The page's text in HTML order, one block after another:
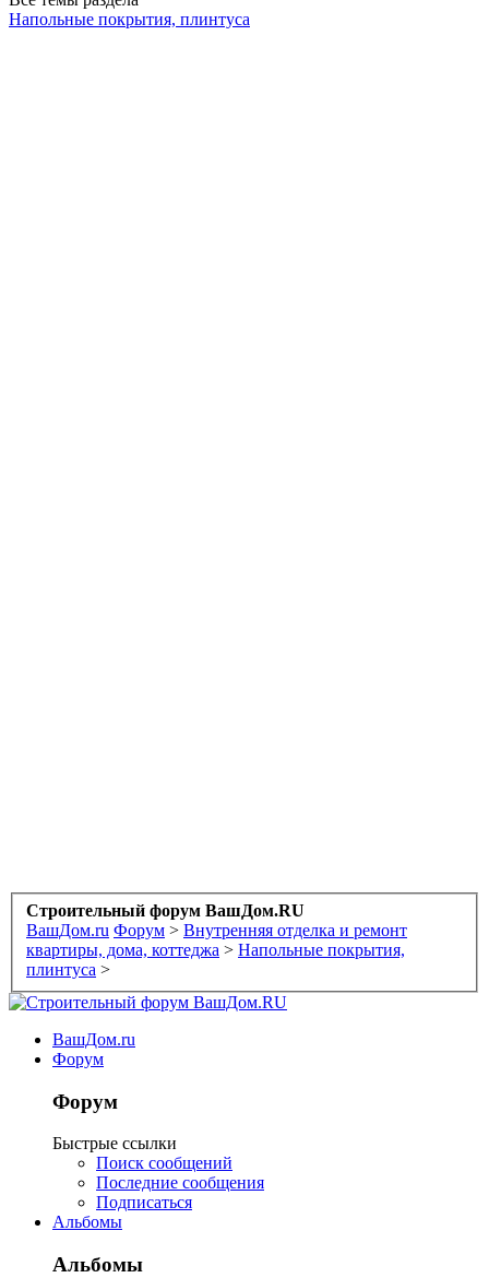
Напольные покрытия, плинтуса
Строительный форум ВашДом.RU
ВашДом.ru Форум > Внутренняя отделка и ремонт
квартиры, дома, коттеджа > Напольные покрытия,
плинтуса >
ВашДом.ru
Форум
Форум
Быстрые ссылки
Поиск сообщений
Последние сообщения
Подписаться
Альбомы
Альбомы